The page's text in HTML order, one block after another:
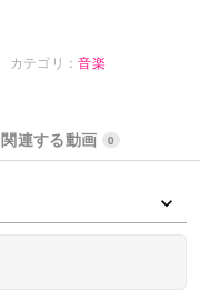
カテゴリ：音楽
関連する動画 0